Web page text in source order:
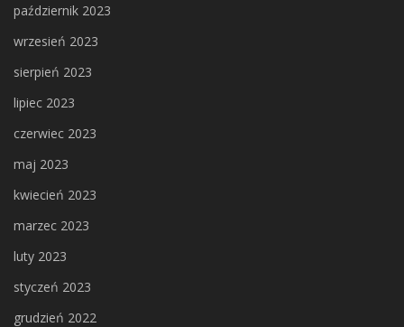
październik 2023
wrzesień 2023
sierpień 2023
lipiec 2023
czerwiec 2023
maj 2023
kwiecień 2023
marzec 2023
luty 2023
styczeń 2023
grudzień 2022